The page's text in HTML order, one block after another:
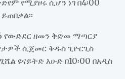
የሚያዞሩ ሲሆን ነገ በ4፡00
የውድደር ዘመን ቅድመ ማጣርያ
ሲጀመር ቅዱስ ጊዮርጊስ
ዩናይትድ እሁድ በ10፡00 በአዲስ